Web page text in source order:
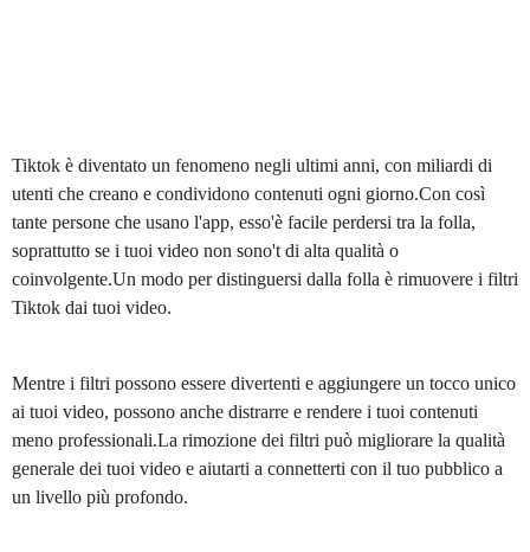
Tiktok è diventato un fenomeno negli ultimi anni, con miliardi di
utenti che creano e condividono contenuti ogni giorno.Con così
tante persone che usano l'app, esso'è facile perdersi tra la folla,
soprattutto se i tuoi video non sono't di alta qualità o
coinvolgente.Un modo per distinguersi dalla folla è rimuovere i filtri
Tiktok dai tuoi video.
Mentre i filtri possono essere divertenti e aggiungere un tocco unico
ai tuoi video, possono anche distrarre e rendere i tuoi contenuti
meno professionali.La rimozione dei filtri può migliorare la qualità
generale dei tuoi video e aiutarti a connetterti con il tuo pubblico a
un livello più profondo.